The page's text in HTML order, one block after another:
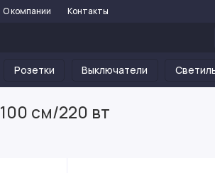
О компании Контакты
Розетки Выключатели
см/220 вт